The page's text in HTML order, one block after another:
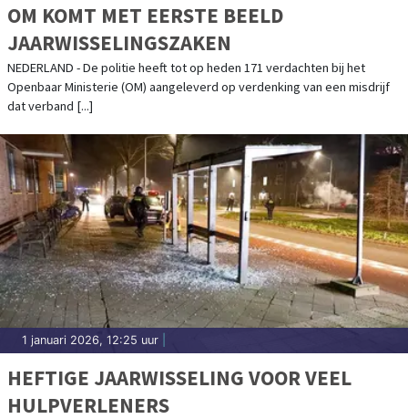
OM KOMT MET EERSTE BEELD
JAARWISSELINGSZAKEN
NEDERLAND - De politie heeft tot op heden 171 verdachten bij het
Openbaar Ministerie (OM) aangeleverd op verdenking van een misdrijf
dat verband [...]
1 januari 2026, 12:25 uur
HEFTIGE JAARWISSELING VOOR VEEL
HULPVERLENERS